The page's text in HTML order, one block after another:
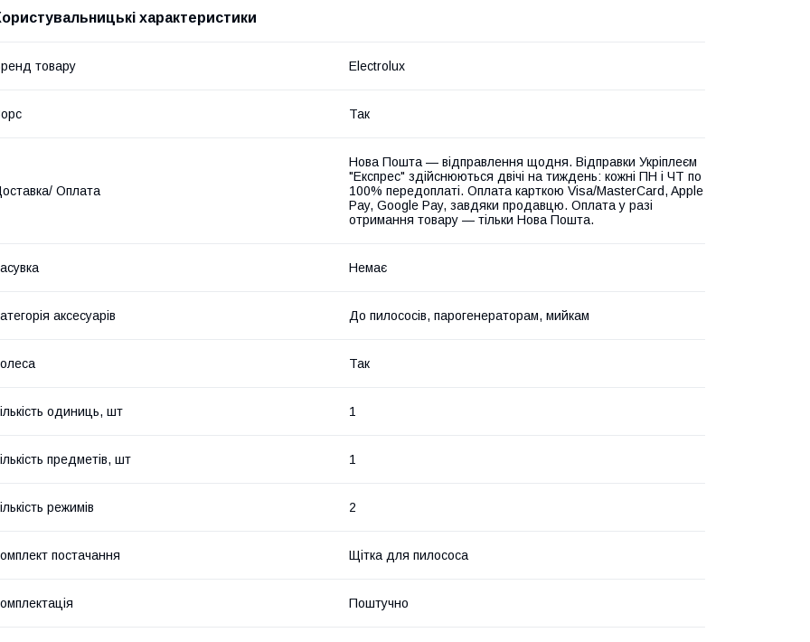
характеристики
товару Electrolux
Так
Оплата
Нова Пошта — відправлення щодня. Відправки Укріплеєм
"Експрес" здійснюються двічі на тиждень: кожні ПН і ЧТ по
100% передоплаті. Оплата карткою Visa/MasterCard, Apple
Pay, Google Pay, завдяки продавцю. Оплата у разі
отримання товару — тільки Нова Пошта.
Немає
аксесуарів До пилососів, парогенераторам, мийкам
Так
одиниць, шт 1
предметів, шт 1
режимів 2
постачання Щітка для пилососа
Поштучно